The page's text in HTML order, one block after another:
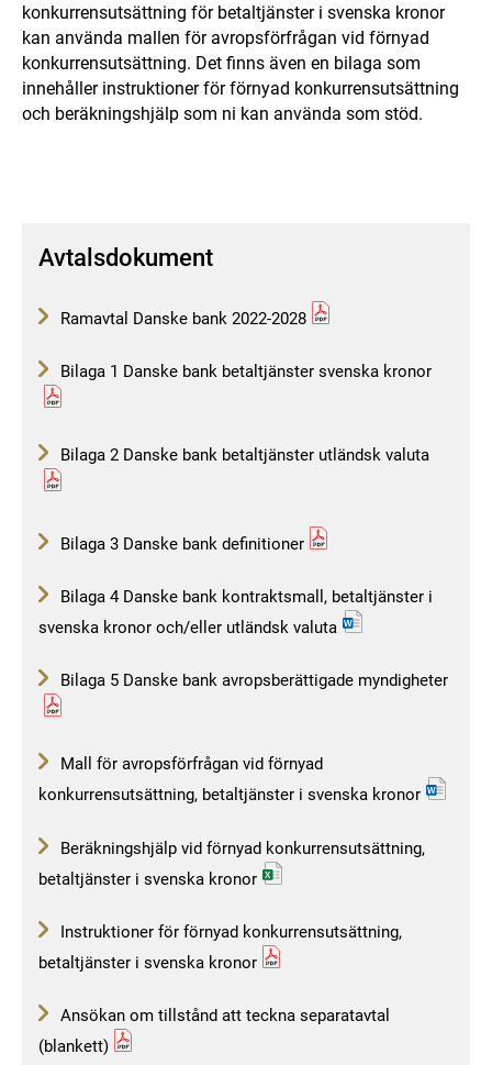
konkurrensutsättning för betaltjänster i svenska kronor
kan använda mallen för avropsförfrågan vid förnyad
konkurrensutsättning. Det finns även en bilaga som
innehåller instruktioner för förnyad konkurrensutsättning
och beräkningshjälp som ni kan använda som stöd.
Avtalsdokument
Ramavtal Danske bank 2022-2028
Bilaga 1 Danske bank betaltjänster svenska kronor
Bilaga 2 Danske bank betaltjänster utländsk valuta
Bilaga 3 Danske bank definitioner
Bilaga 4 Danske bank kontraktsmall, betaltjänster i
svenska kronor och/eller utländsk valuta
Bilaga 5 Danske bank avropsberättigade myndigheter
Mall för avropsförfrågan vid förnyad
konkurrensutsättning, betaltjänster i svenska kronor
Beräkningshjälp vid förnyad konkurrensutsättning,
betaltjänster i svenska kronor
Instruktioner för förnyad konkurrensutsättning,
betaltjänster i svenska kronor
Ansökan om tillstånd att teckna separatavtal
(blankett)